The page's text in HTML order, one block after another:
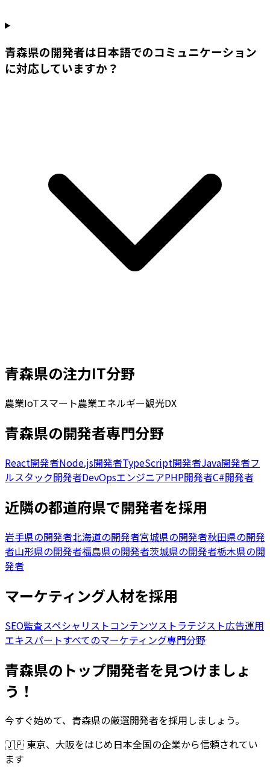
青森県の開発者は日本語でのコミュニケーション
に対応していますか？
青森県の注力IT分野
農業IoTスマート農業エネルギー観光DX
青森県の開発者専門分野
React開発者Node.js開発者TypeScript開発者Java開発者フ
ルスタック開発者DevOpsエンジニアPHP開発者C#開発者
近隣の都道府県で開発者を採用
岩手県の開発者北海道の開発者宮城県の開発者秋田県の開発
者山形県の開発者福島県の開発者茨城県の開発者栃木県の開
発者
マーケティング人材を採用
SEO監査スペシャリストコンテンツストラテジスト広告運用
エキスパートすべてのマーケティング専門分野
青森県のトップ開発者を見つけましょ
う！
今すぐ始めて、青森県の厳選開発者を採用しましょう。
🇯🇵 東京、大阪をはじめ日本全国の企業から信頼されてい
ます